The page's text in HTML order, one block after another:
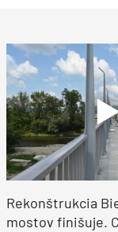
Rekonštrukcia
mostov finišuje.